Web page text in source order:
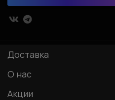
Доставка
О нас
Акции